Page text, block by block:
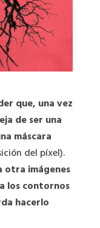
que, una vez
de ser una
máscara
del píxel).
otra imágenes
los contornos
hacerlo